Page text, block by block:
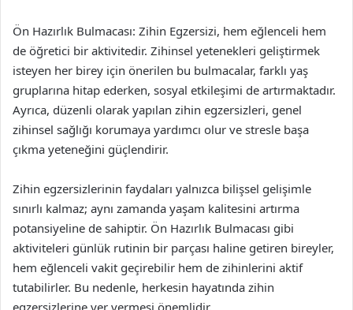
Ön Hazırlık Bulmacası: Zihin Egzersizi, hem eğlenceli hem
de öğretici bir aktivitedir. Zihinsel yetenekleri geliştirmek
isteyen her birey için önerilen bu bulmacalar, farklı yaş
gruplarına hitap ederken, sosyal etkileşimi de artırmaktadır.
Ayrıca, düzenli olarak yapılan zihin egzersizleri, genel
zihinsel sağlığı korumaya yardımcı olur ve stresle başa
çıkma yeteneğini güçlendirir.
Zihin egzersizlerinin faydaları yalnızca bilişsel gelişimle
sınırlı kalmaz; aynı zamanda yaşam kalitesini artırma
potansiyeline de sahiptir. Ön Hazırlık Bulmacası gibi
aktiviteleri günlük rutinin bir parçası haline getiren bireyler,
hem eğlenceli vakit geçirebilir hem de zihinlerini aktif
tutabilirler. Bu nedenle, herkesin hayatında zihin
egzersizlerine yer vermesi önemlidir.